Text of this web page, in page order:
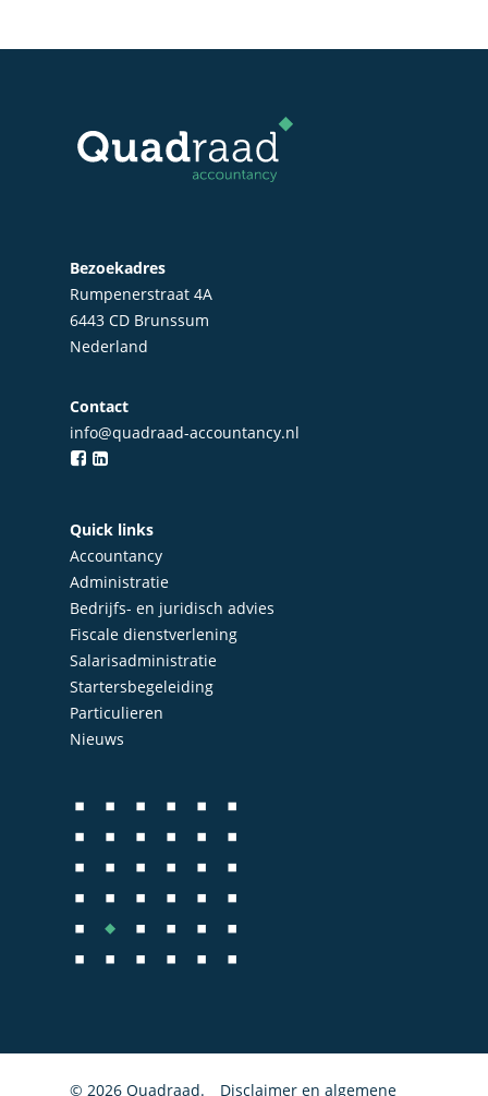
Bezoekadres
Rumpenerstraat 4A
6443 CD Brunssum
Nederland
Contact
info@quadraad-accountancy.nl
Quick links
Accountancy
Administratie
Bedrijfs- en juridisch advies
Fiscale dienstverlening
Salarisadministratie
Startersbegeleiding
Particulieren
Nieuws
© 2026 Quadraad. Disclaimer en algemene